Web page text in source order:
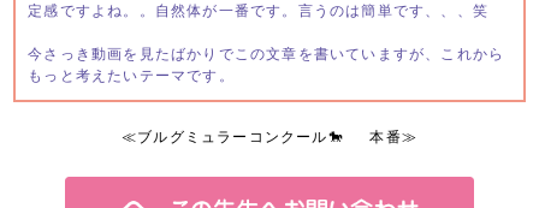
定感ですよね。。自然体が一番です。言うのは簡単です、、、笑
今さっき動画を見たばかりでこの文章を書いていますが、これから
もっと考えたいテーマです。
≪ブルグミュラーコンクール🐎 本番≫